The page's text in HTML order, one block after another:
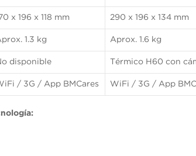
x 196 x 118 mm 290 x 196 x 134 mm
1.3 kg Aprox. 1.6 kg
disponible Térmico H60 con
/ 3G / App BMCares WiFi / 3G / App
que
web
lo
posible
Si